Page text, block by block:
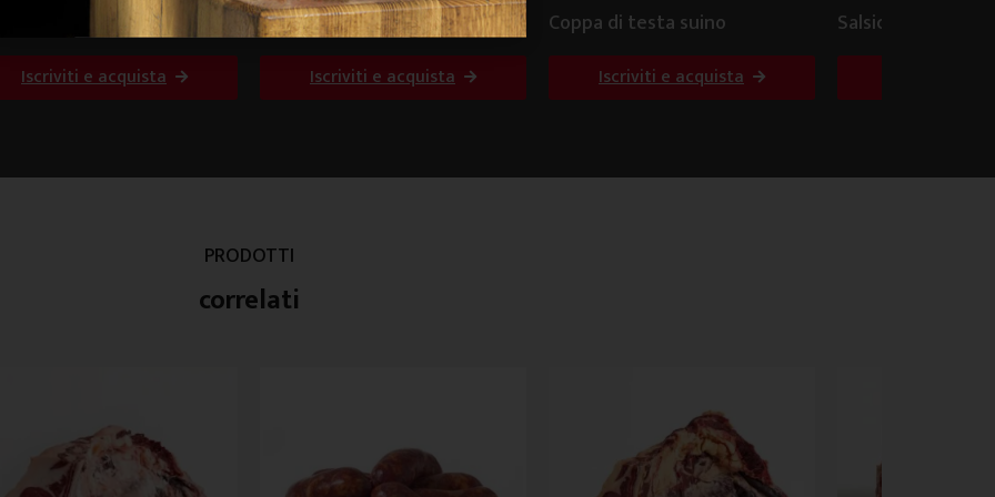
Iscriviti e acquista
Coppiette di puro suino
piccanti
Iscriviti e acquista
Coppa di testa suino
Iscriviti e acquista
Salsiccia secca
PRODOTTI
correlati